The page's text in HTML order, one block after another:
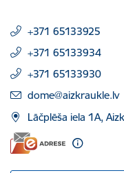
+371 65133925
+371 65133934
+371 65133930
E-pasts:
dome@aizkraukle.lv
Lāčplēša iela 1A,